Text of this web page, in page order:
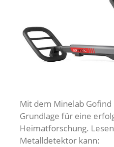
Mit dem Minelab
Grundlage für eine
Heimatforschung.
Metalldetektor kann: